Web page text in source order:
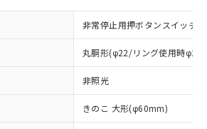
非常停止用押ボタンスイッチ
丸胴形(φ22/リング使用時
非照光
きのこ 大形(φ60mm)